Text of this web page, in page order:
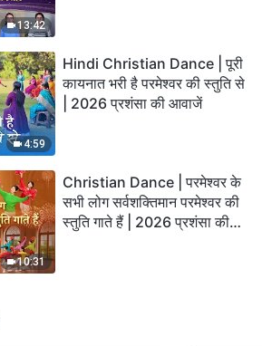
13:42
4:59
Hindi Christian Dance | पूरी
कायनात भरी है परमेश्वर की स्तुति से
| 2026 प्रशंसा की आवाजें
10:31
Christian Dance | परमेश्वर के
सभी लोग सर्वशक्तिमान परमेश्वर की
स्तुति गाते हैं | 2026 प्रशंसा की